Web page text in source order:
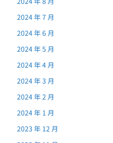
2024 年 7 月
2024 年 6 月
2024 年 5 月
2024 年 4 月
2024 年 3 月
2024 年 2 月
2024 年 1 月
2023 年 12 月